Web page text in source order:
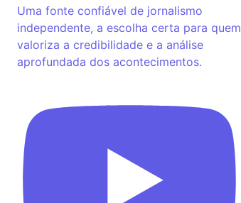
Uma fonte confiável de jornalismo
independente, a escolha certa para quem
valoriza a credibilidade e a análise
aprofundada dos acontecimentos.